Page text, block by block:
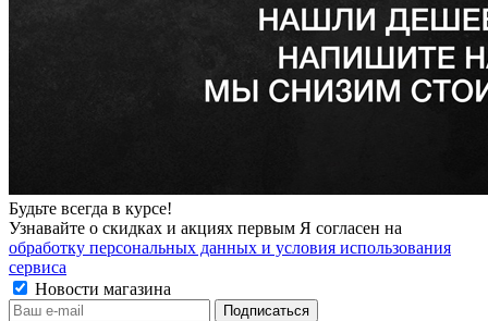
Будьте всегда в курсе!
Узнавайте о скидках и акциях первым Я согласен на
обработку персональных данных и условия использования
сервиса
Новости магазина